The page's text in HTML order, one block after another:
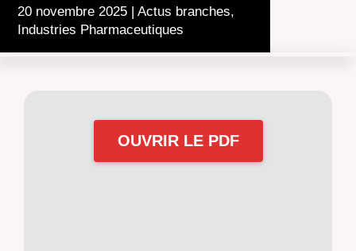
20 novembre 2025 | Actus branches,
Industries Pharmaceutiques
OUVRIR LE PDF